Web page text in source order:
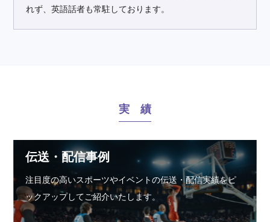
れず、英語話者も常駐しております。
実 績
伝送・配信事例
注目度の高いスポーツやイベントの伝送・配信実績をピ
ックアップしてご紹介いたします。